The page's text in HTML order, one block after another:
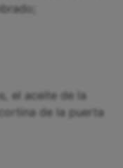
el aceite de la
de la puerta